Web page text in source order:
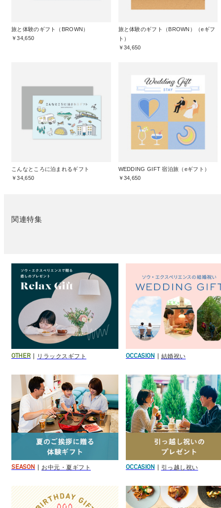
旅と体験のギフト（BROWN）
￥34,650
旅と体験のギフト（BROWN）（eギフ
ト）
￥34,650
こんなところに泊まれるギフト
￥34,650
WEDDING GIFT 宿泊旅（eギフト）
￥34,650
関連特集
OTHER リラックスギフト OCCASION 結婚祝い
SEASON お中元・夏ギフト OCCASION 引っ越し祝い